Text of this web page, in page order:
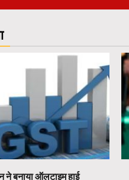
बनाया ऑलटाइम हाई